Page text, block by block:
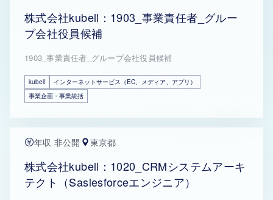
株式会社kubell：1903_事業責任者_グルー
プ会社役員候補
1903_事業責任者_グループ会社役員候補
kubell
インターネットサービス（EC、メディア、アプリ）
事業企画・事業統括
年収 非公開 東京都
株式会社kubell：1020_CRMシステムアーキ
テクト（Saslesforceエンジニア）